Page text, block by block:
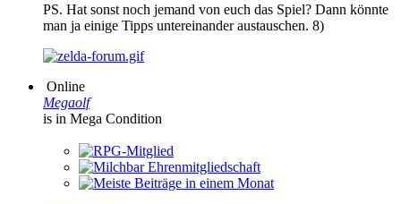
PS. Hat sonst noch jemand von euch das Spiel? Dann könnte
man ja einige Tipps untereinander austauschen. 8)
Online
Megaolf
is in Mega Condition